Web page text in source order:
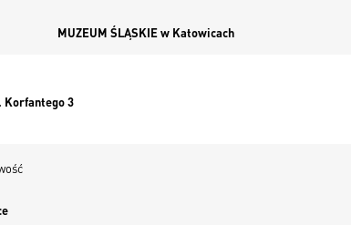
MUZEUM ŚLĄSKIE w Katowicach
Korfantego 3